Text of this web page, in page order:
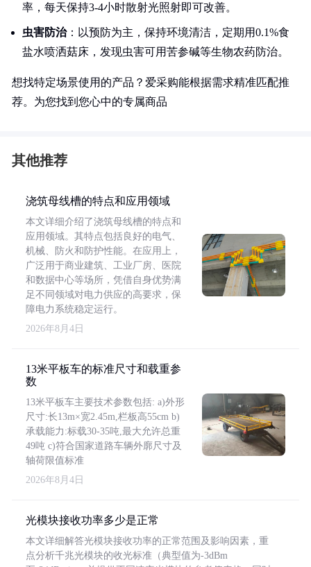
率，每天保持3-4小时散射光照射即可改善。
虫害防治：以预防为主，保持环境清洁，定期用0.1%食
盐水喷洒菇床，发现虫害可用苦参碱等生物农药防治。
想找特定场景使用的产品？爱采购能根据需求精准匹配推
荐。为您找到您心中的专属商品
其他推荐
浇筑母线槽的特点和应用领域
本文详细介绍了浇筑母线槽的特点和
应用领域。其特点包括良好的电气、
机械、防火和防护性能。在应用上，
广泛用于商业建筑、工业厂房、医院
和数据中心等场所，凭借自身优势满
足不同领域对电力供应的高要求，保
障电力系统稳定运行。
2026年8月4日
13米平板车的标准尺寸和载重参
数
13米平板车主要技术参数包括: a)外形
尺寸:长13m×宽2.45m,栏板高55cm b)
承载能力:标载30-35吨,最大允许总重
49吨 c)符合国家道路车辆外廓尺寸及
轴荷限值标准
2026年8月4日
光模块接收功率多少是正常
本文详细解答光模块接收功率的正常范围及影响因素，重
点分析千兆光模块的收光标准（典型值为-3dBm